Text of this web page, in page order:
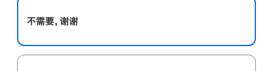
不需要，谢谢